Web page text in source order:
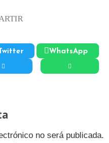
Twitter WhatsApp
no será publicada.